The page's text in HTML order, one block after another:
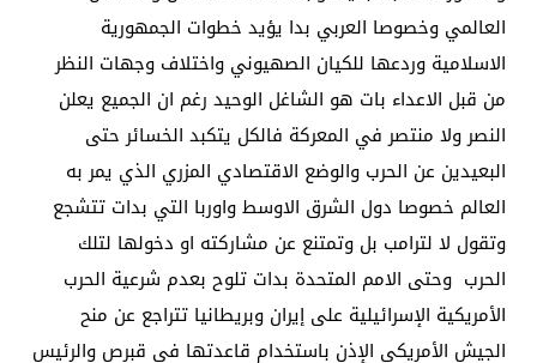
العالمي وخصوصا العربي بدا يؤيد خطوات الجمهورية
الاسلامية وردعها للكيان الصهيوني واختلاف وجهات النظر
من قبل الاعداء بات هو الشاغل الوحيد رغم ان الجميع يعلن
النصر ولا منتصر في المعركة فالكل يتكبد الخسائر حتى
البعيدين عن الحرب والوضع الاقتصادي المزري الذي يمر به
العالم خصوصا دول الشرق الاوسط واوربا التي بدات تتشجع
وتقول لا لترامب بل وتمتنع عن مشاركته او دخولها لتلك
الحرب وحتى الامم المتحدة بدات تلوح بعدم شرعية الحرب
الأمريكية الإسرائيلية على إيران وبريطانيا تتراجع عن منح
الجيش الأمريكي الإذن باستخدام قاعدتها في قبرص والرئيس